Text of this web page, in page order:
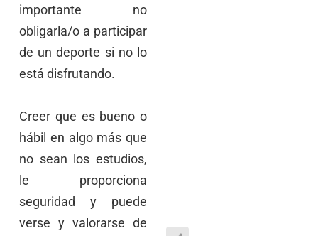
importante no
obligarla/o a participar
de un deporte si no lo
está disfrutando.
Creer que es bueno o
hábil en algo más que
no sean los estudios,
le proporciona
seguridad y puede
verse y valorarse de